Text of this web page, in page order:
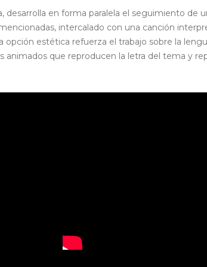
desarrolla en forma paralela el seguimiento de
intercalado con una canción
opción estética refuerza el trabajo sobre la
animados que reproducen la letra del tema y